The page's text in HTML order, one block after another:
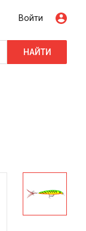
Войти
НАЙТИ